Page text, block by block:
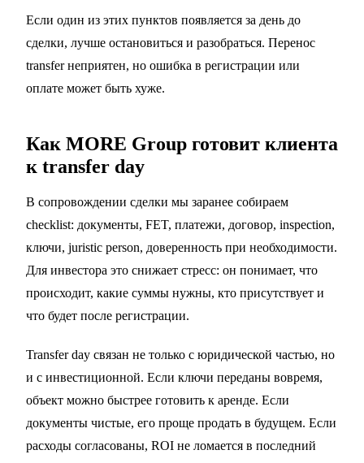
Если один из этих пунктов появляется за день до
сделки, лучше остановиться и разобраться. Перенос
transfer неприятен, но ошибка в регистрации или
оплате может быть хуже.
Как MORE Group готовит клиента
к transfer day
В сопровождении сделки мы заранее собираем
checklist: документы, FET, платежи, договор, inspection,
ключи, juristic person, доверенность при необходимости.
Для инвестора это снижает стресс: он понимает, что
происходит, какие суммы нужны, кто присутствует и
что будет после регистрации.
Transfer day связан не только с юридической частью, но
и с инвестиционной. Если ключи переданы вовремя,
объект можно быстрее готовить к аренде. Если
документы чистые, его проще продать в будущем. Если
расходы согласованы, ROI не ломается в последний